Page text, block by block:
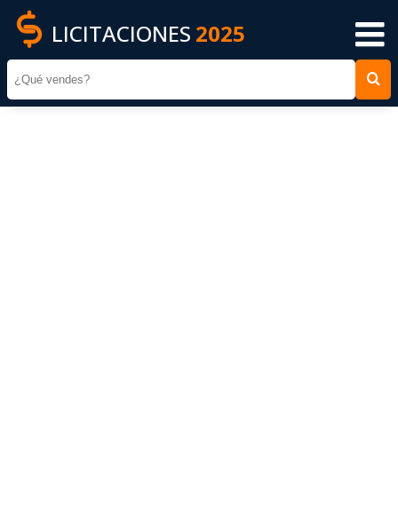
LICITACIONES 2025